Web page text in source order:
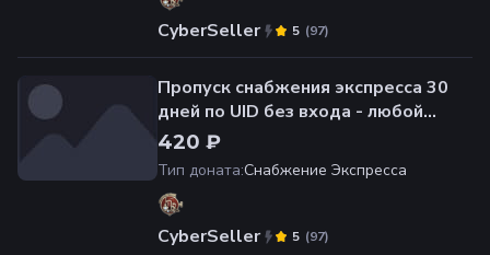
CyberSeller (97)
5
Пропуск снабжения экспресса 30
дней по UID без входа - любой
сервер
420 ₽
Тип доната:Снабжение Экспресса
CyberSeller (97)
5